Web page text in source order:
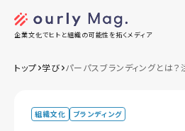
企業文化でヒトと組織の可能性を拓くメディア
トップ 学び パーパスブランディングとは
組織文化 ブランディング